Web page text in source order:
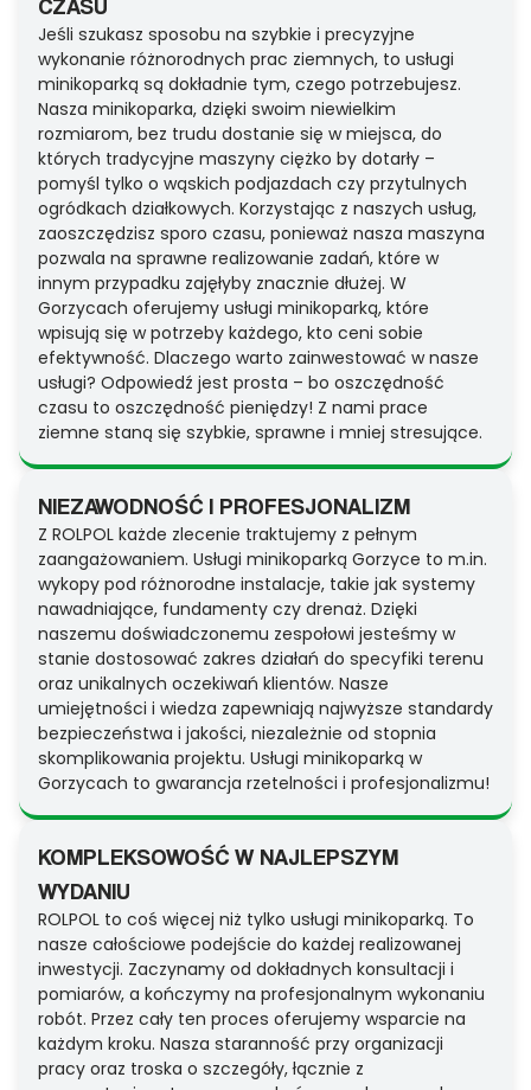
CZASU
Jeśli szukasz sposobu na szybkie i precyzyjne
wykonanie różnorodnych prac ziemnych, to usługi
minikoparką są dokładnie tym, czego potrzebujesz.
Nasza minikoparka, dzięki swoim niewielkim
rozmiarom, bez trudu dostanie się w miejsca, do
których tradycyjne maszyny ciężko by dotarły –
pomyśl tylko o wąskich podjazdach czy przytulnych
ogródkach działkowych. Korzystając z naszych usług,
zaoszczędzisz sporo czasu, ponieważ nasza maszyna
pozwala na sprawne realizowanie zadań, które w
innym przypadku zajęłyby znacznie dłużej. W
Gorzycach oferujemy usługi minikoparką, które
wpisują się w potrzeby każdego, kto ceni sobie
efektywność. Dlaczego warto zainwestować w nasze
usługi? Odpowiedź jest prosta – bo oszczędność
czasu to oszczędność pieniędzy! Z nami prace
ziemne staną się szybkie, sprawne i mniej stresujące.
NIEZAWODNOŚĆ I PROFESJONALIZM
Z ROLPOL każde zlecenie traktujemy z pełnym
zaangażowaniem. Usługi minikoparką Gorzyce to m.in.
wykopy pod różnorodne instalacje, takie jak systemy
nawadniające, fundamenty czy drenaż. Dzięki
naszemu doświadczonemu zespołowi jesteśmy w
stanie dostosować zakres działań do specyfiki terenu
oraz unikalnych oczekiwań klientów. Nasze
umiejętności i wiedza zapewniają najwyższe standardy
bezpieczeństwa i jakości, niezależnie od stopnia
skomplikowania projektu. Usługi minikoparką w
Gorzycach to gwarancja rzetelności i profesjonalizmu!
KOMPLEKSOWOŚĆ W NAJLEPSZYM
WYDANIU
ROLPOL to coś więcej niż tylko usługi minikoparką. To
nasze całościowe podejście do każdej realizowanej
inwestycji. Zaczynamy od dokładnych konsultacji i
pomiarów, a kończymy na profesjonalnym wykonaniu
robót. Przez cały ten proces oferujemy wsparcie na
każdym kroku. Nasza staranność przy organizacji
pracy oraz troska o szczegóły, łącznie z